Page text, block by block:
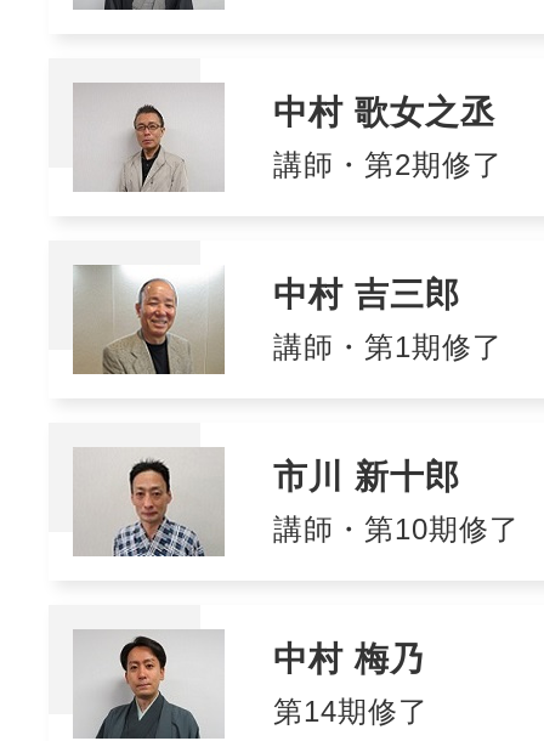
中村 歌女之丞
講師・第2期修了
中村 吉三郎
講師・第1期修了
市川 新十郎
講師・第10期修了
中村 梅乃
第14期修了